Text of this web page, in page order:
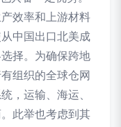
效率和上游材料
中国出口北美成
择。为确保跨地
组织的全球仓网
，运输、海运、
此举也考虑到其